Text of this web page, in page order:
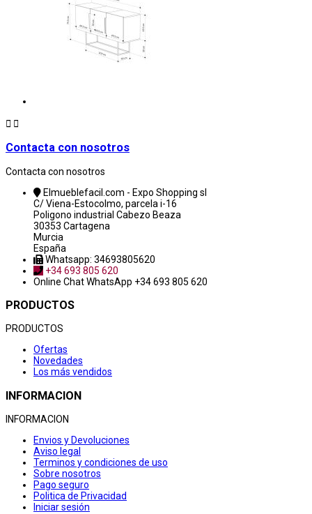
 
Contacta con nosotros
Contacta con nosotros
Elmueblefacil.com - Expo Shopping sl
C/ Viena-Estocolmo, parcela i-16
Poligono industrial Cabezo Beaza
30353 Cartagena
Murcia
España
Whatsapp: 34693805620
+34 693 805 620
Online ChatWhatsApp +34 693 805 620
PRODUCTOS
PRODUCTOS
Ofertas
Novedades
Los más vendidos
INFORMACION
INFORMACION
Envios y Devoluciones
Aviso legal
Terminos y condiciones de uso
Sobre nosotros
Pago seguro
Politica de Privacidad
Iniciar sesión